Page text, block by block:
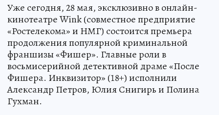
Уже сегодня, 28 мая, эксклюзивно в онлайн-
кинотеатре Wink (совместное предприятие
«Ростелекома» и НМГ) состоится премьера
продолжения популярной криминальной
франшизы «Фишер». Главные роли в
восьмисерийной детективной драме «После
Фишера. Инквизитор» (18+) исполнили
Александр Петров, Юлия Снигирь и Полина
Гухман.